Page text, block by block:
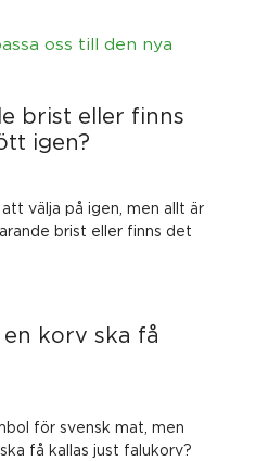
brist eller finns
igen?
välja på igen, men allt är
brist eller finns det
korv ska få
för svensk mat, men
få kallas just falukorv?